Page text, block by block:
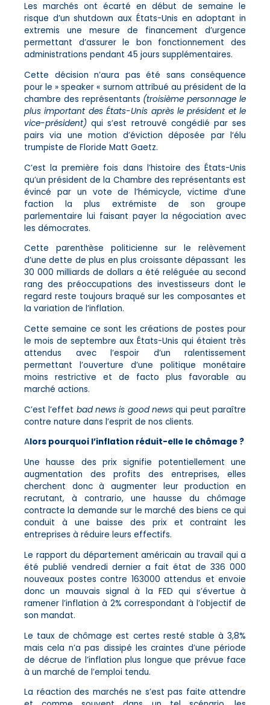
Les marchés ont écarté en début de semaine le
risque d’un shutdown aux États-Unis en adoptant in
extremis une mesure de financement d’urgence
permettant d’assurer le bon fonctionnement des
administrations pendant 45 jours supplémentaires.
Cette décision n’aura pas été sans conséquence
pour le » speaker « surnom attribué au président de la
chambre des représentants (troisième personnage le
plus important des États-Unis après le président et le
vice-président)qui s’est retrouvé congédié par ses
pairs via une motion d’éviction déposée par l‘élu
trumpiste de Floride Matt Gaetz.
C’est la première fois dans l’histoire des États-Unis
qu’un président de la Chambre des représentants est
évincé par un vote de l’hémicycle, victime d’une
faction la plus extrémiste de son groupe
parlementaire lui faisant payer la négociation avec
les démocrates.
Cette parenthèse politicienne sur le relèvement
d’une dette de plus en plus croissante dépassant les
30 000 milliards de dollars a été reléguée au second
rang des préoccupations des investisseurs dont le
regard reste toujours braqué sur les composantes et
la variation de l’inflation.
Cette semaine ce sont les créations de postes pour
le mois de septembre aux États-Unis qui étaient très
attendus avec l’espoir d’un ralentissement
permettant l’ouverture d’une politique monétaire
moins restrictive et de facto plus favorable au
marché actions.
C’est l’effet bad news is good news qui peut paraître
contre nature dans l’esprit de nos clients.
Alors pourquoi l’inflation réduit-elle le chômage ?
Une hausse des prix signifie potentiellement une
augmentation des profits des entreprises, elles
cherchent donc à augmenter leur production en
recrutant, à contrario, une hausse du chômage
contracte la demande sur le marché des biens ce qui
conduit à une baisse des prix et contraint les
entreprises à réduire leurs effectifs.
Le rapport du département américain au travail qui a
été publié vendredi dernier a fait état de 336 000
nouveaux postes contre 163000 attendus et envoie
donc un mauvais signal à la FED qui s’évertue à
ramener l’inflation à 2% correspondant à l’objectif de
son mandat.
Le taux de chômage est certes resté stable à 3,8%
mais cela n’a pas dissipé les craintes d’une période
de décrue de l’inflation plus longue que prévue face
à un marché de l’emploi tendu.
La réaction des marchés ne s’est pas faite attendre